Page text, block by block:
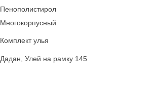
Пенополистирол
Многокорпусный
Комплект улья
Дадан, Улей на рамку 145